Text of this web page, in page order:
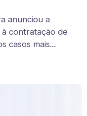
anunciou a
contratação de
casos mais...